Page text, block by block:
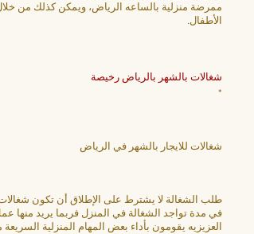
ممرضة منزلية بالساعه الرياض، ويمكن كذلك من
الأطفال.
شغالات بالشهر بالرياض رخيصة
*
شغالات للايجار بالشهر في الرياض
طلب الشغالة لا يشترط على الإطلاق أن تكون
في مدة تواجد الشغالة في المنزل فربما يريد
العزيزيه يقومون بأداء بعض المهام المنزلية